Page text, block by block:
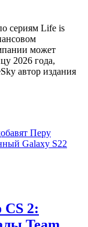
сериям Life is
может
2026 года,
автор издания
Перу
Galaxy S22
2: